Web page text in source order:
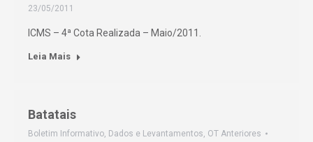
23/05/2011
ICMS – 4ª Cota Realizada – Maio/2011.
Leia Mais
Batatais
Boletim Informativo, Dados e Levantamentos, OT Anteriores